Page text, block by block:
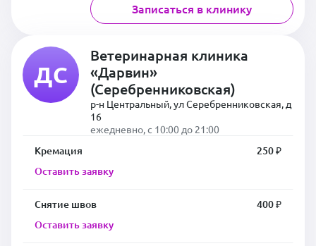
Записаться в клинику
ДС
Ветеринарная клиника
«Дарвин»
(Серебренниковская)
р-н Центральный, ул Серебренниковская, д
16
ежедневно, с 10:00 до 21:00
Кремация
250 ₽
Оставить заявку
Снятие швов
400 ₽
Оставить заявку